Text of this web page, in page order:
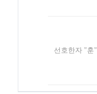
선호한자 "훈"